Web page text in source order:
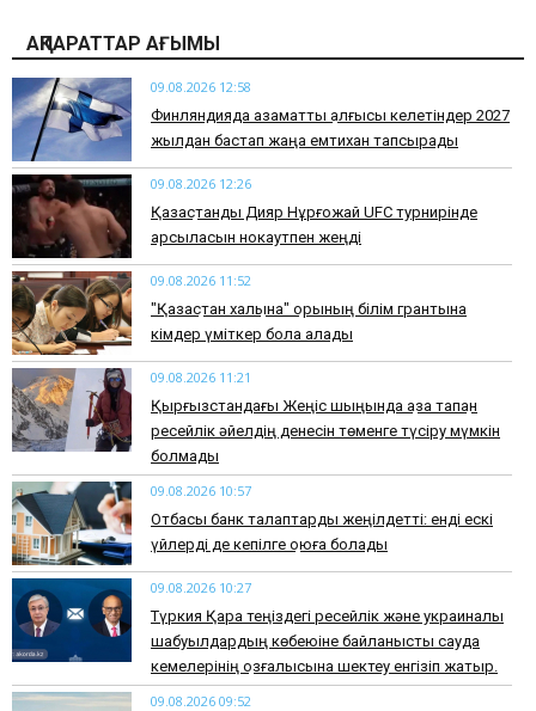
АҚПАРАТТАР АҒЫМЫ
09.08.2026 12:58
Финляндияда азаматтық алғысы келетіндер 2027
жылдан бастап жаңа емтихан тапсырады
09.08.2026 12:26
Қазақстандық Дияр Нұрғожай UFC турнирінде
қарсыласын нокаутпен жеңді
09.08.2026 11:52
"Қазақстан халқына" қорының білім грантына
кімдер үміткер бола алады
09.08.2026 11:21
Қырғызстандағы Жеңіс шыңында қаза тапқан
ресейлік әйелдің денесін төменге түсіру мүмкін
болмады
09.08.2026 10:57
Отбасы банк талаптарды жеңілдетті: енді ескі
үйлерді де кепілге қоюға болады
09.08.2026 10:27
Түркия Қара теңіздегі ресейлік және украиналық
шабуылдардың көбеюіне байланысты сауда
кемелерінің қозғалысына шектеу енгізіп жатыр.
09.08.2026 09:52